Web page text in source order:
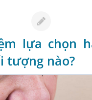
lựa chọn
tượng nào?